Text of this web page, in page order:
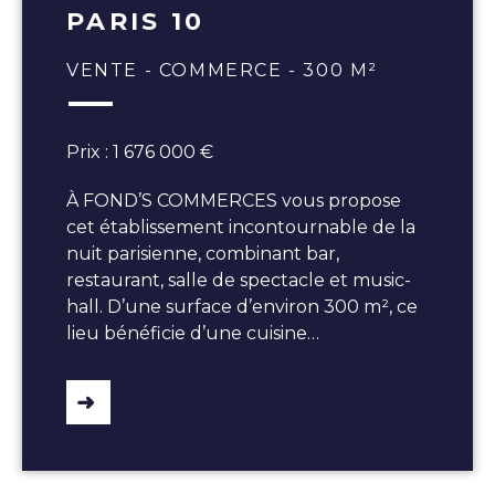
PARIS 10
VENTE - COMMERCE - 300 M²
Prix : 1 676 000 €
À FOND’S COMMERCES vous propose
cet établissement incontournable de la
nuit parisienne, combinant bar,
restaurant, salle de spectacle et music-
hall. D’une surface d’environ 300 m², ce
lieu bénéficie d’une cuisine…